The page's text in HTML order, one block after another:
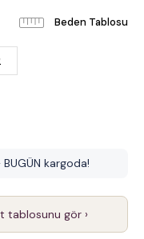
Beden Tablosu
kargoda!
tablosunu gör ›